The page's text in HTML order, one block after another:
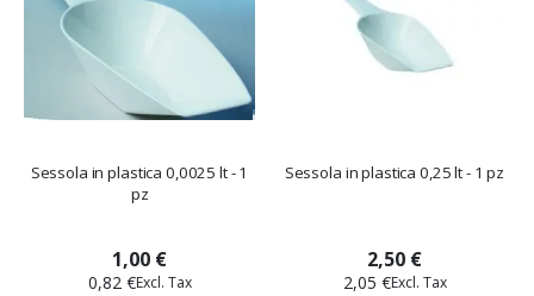
Sessola in plastica 0,0025 lt - 1
pz
1,00 €
0,82 €
Sessola in plastica 0,25 lt - 1 pz
2,50 €
2,05 €